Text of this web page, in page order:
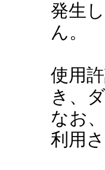
発生
ん。
使用
き、
なお
利用